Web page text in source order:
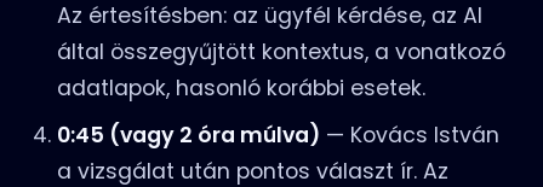
Az értesítésben: az ügyfél kérdése, az AI
által összegyűjtött kontextus, a vonatkozó
adatlapok, hasonló korábbi esetek.
0:45 (vagy 2 óra múlva) — Kovács István
a vizsgálat után pontos választ ír. Az